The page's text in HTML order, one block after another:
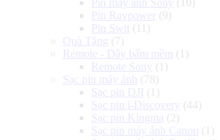
Pin Ravpower
(9)
Pin Swit (11)
Quà Tặng (7)
Remote - Dây bấm mềm (1)
Remote Sony (1)
Sạc pin máy ảnh
(78)
Sạc pin DJI (1)
Sạc pin i-Discovery (44)
Sạc pin Kingma (2)
Sạc pin máy ảnh Canon
(1)